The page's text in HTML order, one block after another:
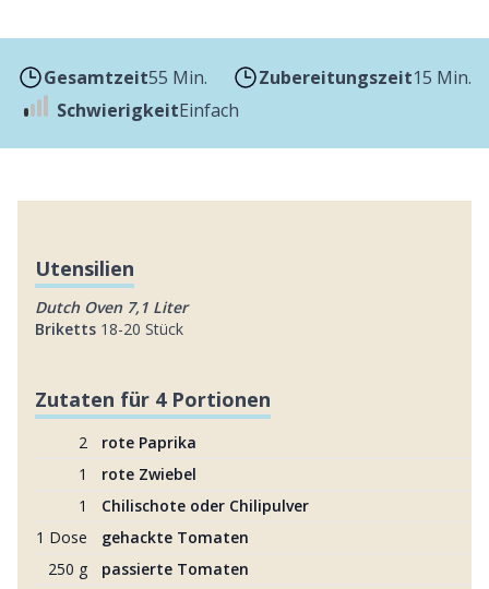
Gesamtzeit55 Min. Zubereitungszeit15 Min.
SchwierigkeitEinfach
Utensilien
Dutch Oven 7,1 Liter
Briketts 18-20 Stück
Zutaten für 4 Portionen
2
rote Paprika
1
rote Zwiebel
1
Chilischote oder Chilipulver
1 Dose
gehackte Tomaten
250 g
passierte Tomaten